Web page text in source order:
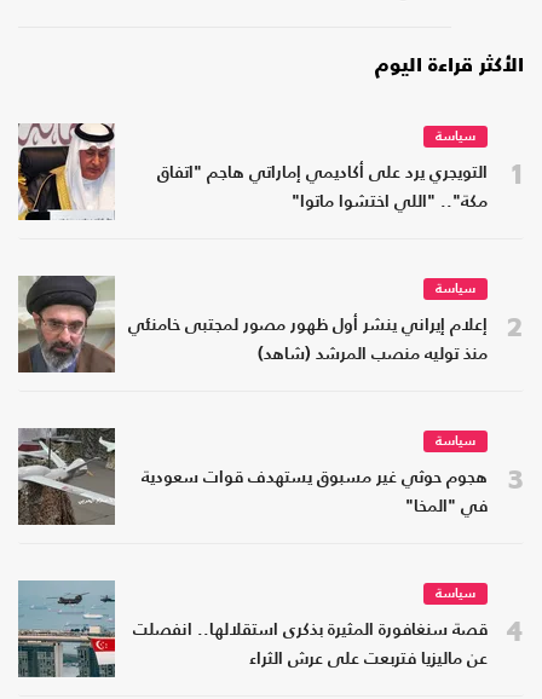
الأكثر قراءة اليوم
1
سياسة
التويجري يرد على أكاديمي إماراتي هاجم "اتفاق
مكة".. "اللي اختشوا ماتوا"
2
سياسة
إعلام إيراني ينشر أول ظهور مصور لمجتبى خامنئي
منذ توليه منصب المرشد (شاهد)
3
سياسة
هجوم حوثي غير مسبوق يستهدف قوات سعودية
في "المخا"
4
سياسة
قصة سنغافورة المثيرة بذكرى استقلالها.. انفصلت
عن ماليزيا فتربعت على عرش الثراء